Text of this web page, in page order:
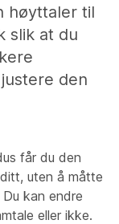
høyttaler til
slik at du
den
får du den
uten å måtte
kan endre
eller ikke.